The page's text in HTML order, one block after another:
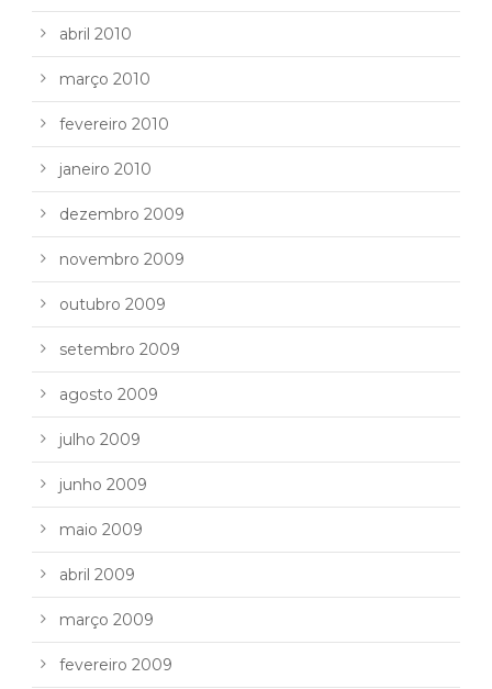
abril 2010
março 2010
fevereiro 2010
janeiro 2010
dezembro 2009
novembro 2009
outubro 2009
setembro 2009
agosto 2009
julho 2009
junho 2009
maio 2009
abril 2009
março 2009
fevereiro 2009